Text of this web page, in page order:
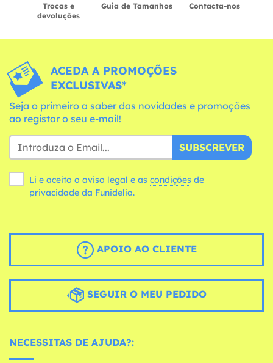
Trocas e
devoluções
Guia de Tamanhos Contacta-nos
ACEDA A PROMOÇÕES
EXCLUSIVAS*
Seja o primeiro a saber das novidades e promoções
ao registar o seu e-mail!
SUBSCREVER
Li e aceito o aviso legal e as condições
privacidade da Funidelia.
APOIO AO CLIENTE
SEGUIR O MEU PEDIDO
NECESSITAS DE AJUDA?: